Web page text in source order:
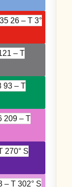
26 – T 3°
– T
93 – T
209 – T
270° S
– T 302° S